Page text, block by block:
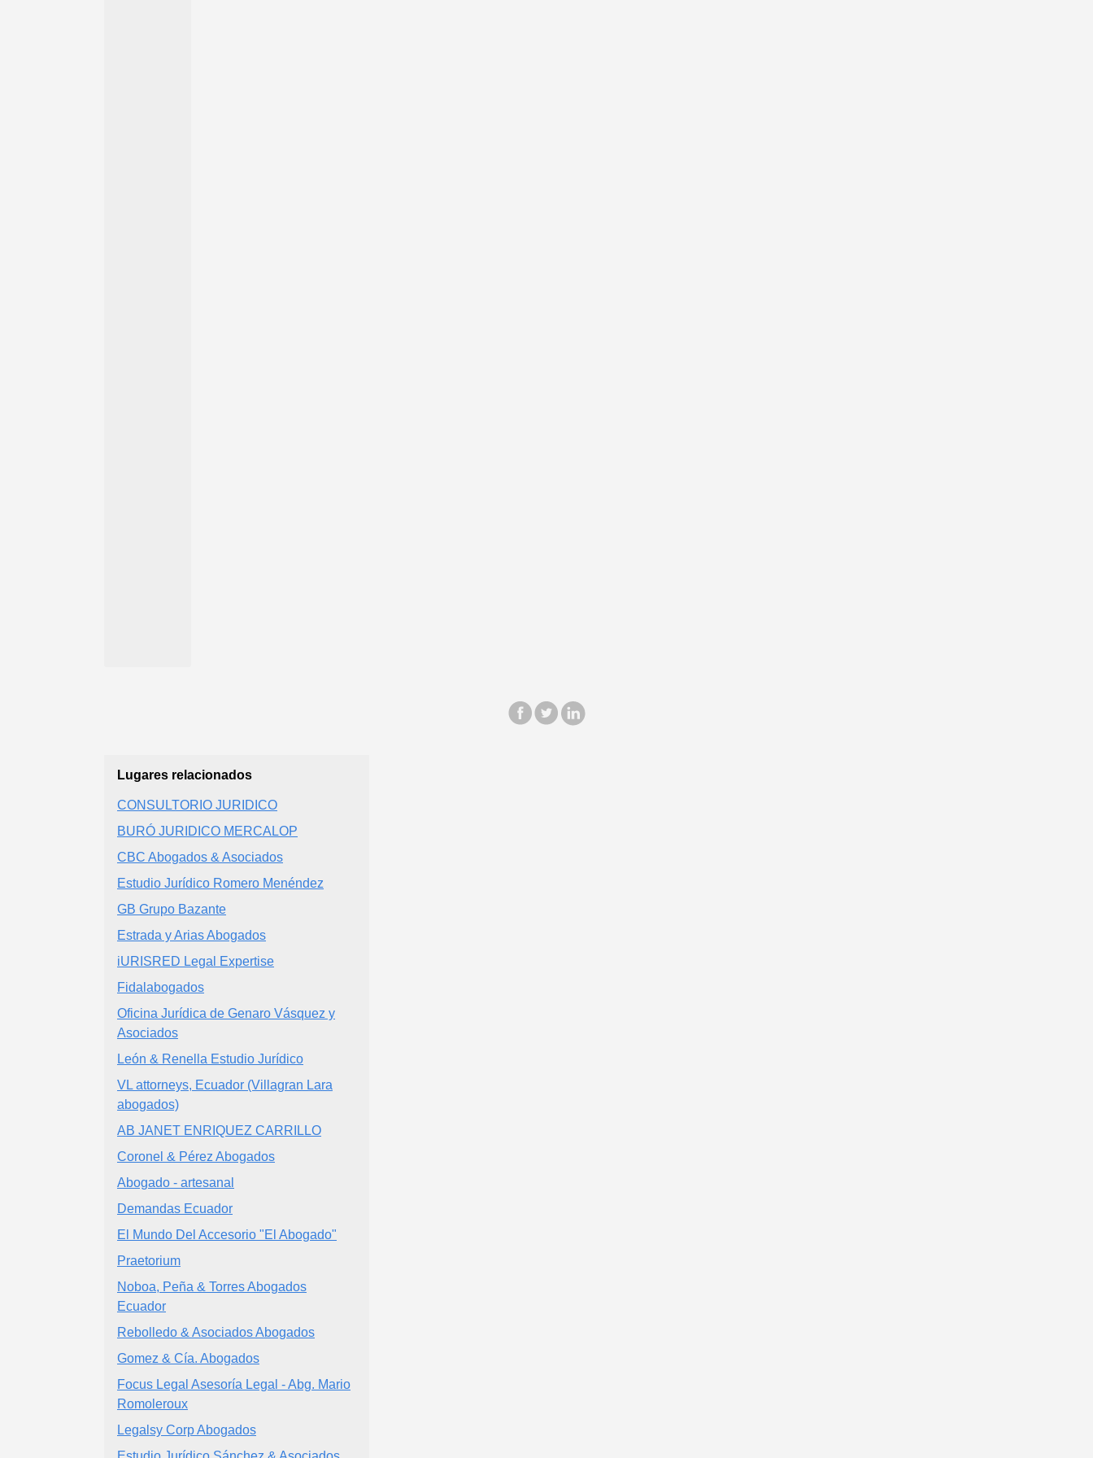
Lugares relacionados
CONSULTORIO JURIDICO
BURÓ JURIDICO MERCALOP
CBC Abogados & Asociados
Estudio Jurídico Romero Menéndez
GB Grupo Bazante
Estrada y Arias Abogados
iURISRED Legal Expertise
Fidalabogados
Oficina Jurídica de Genaro Vásquez y
Asociados
León & Renella Estudio Jurídico
VL attorneys, Ecuador (Villagran Lara
abogados)
AB JANET ENRIQUEZ CARRILLO
Coronel & Pérez Abogados
Abogado - artesanal
Demandas Ecuador
El Mundo Del Accesorio "El Abogado"
Praetorium
Noboa, Peña & Torres Abogados
Ecuador
Rebolledo & Asociados Abogados
Gomez & Cía. Abogados
Focus Legal Asesoría Legal - Abg. Mario
Romoleroux
Legalsy Corp Abogados